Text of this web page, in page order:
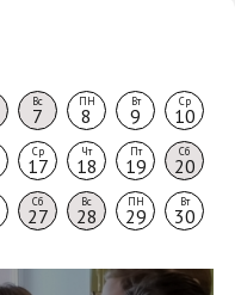
Вс
7
ПН
8
Вт
9
Ср
10
Ср
17
Чт
18
Пт
19
Сб
20
Сб
27
Вс
28
ПН
29
Вт
30